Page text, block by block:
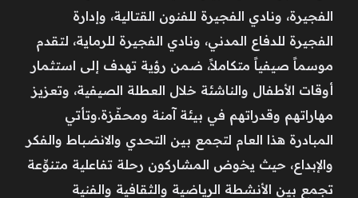
الفجيرة، ونادي الفجيرة للفنون القتالية، وإدارة
الفجيرة للدفاع المدني، ونادي الفجيرة للرماية، لتقدم
موسماً صيفياً متكاملاً، ضمن رؤية تهدف إلى استثمار
أوقات الأطفال والناشئة خلال العطلة الصيفية، وتعزيز
مهاراتهم وقدراتهم في بيئة آمنة ومحفّزة.وتأتي
المبادرة هذا العام لتجمع بين التحدي والانضباط والفكر
والإبداع، حيث يخوض المشاركون رحلة تفاعلية متنوِّعة
تجمع بين الأنشطة الرياضية والثقافية والفنية